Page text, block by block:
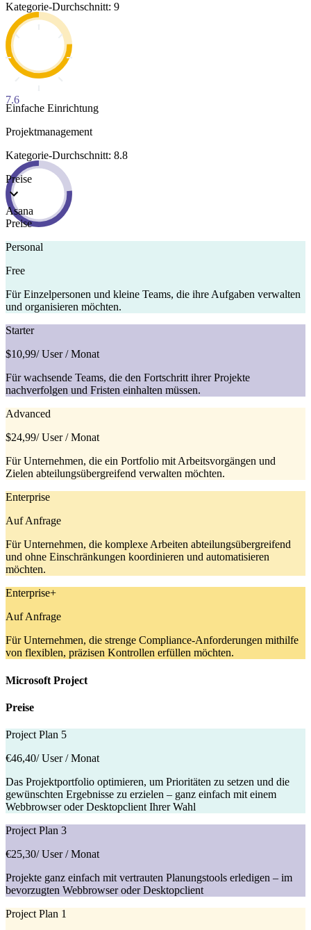
Kategorie-Durchschnitt: 9
7.6
Einfache Einrichtung
Projektmanagement
Kategorie-Durchschnitt: 8.8
Preise
Asana
Preise
Personal
Free
Für Einzelpersonen und kleine Teams, die ihre Aufgaben verwalten
und organisieren möchten.
Starter
$10,99/ User / Monat
Für wachsende Teams, die den Fortschritt ihrer Projekte
nachverfolgen und Fristen einhalten müssen.
Advanced
$24,99/ User / Monat
Für Unternehmen, die ein Portfolio mit Arbeitsvorgängen und
Zielen abteilungsübergreifend verwalten möchten.
Enterprise
Auf Anfrage
Für Unternehmen, die komplexe Arbeiten abteilungsübergreifend
und ohne Einschränkungen koordinieren und automatisieren
möchten.
Enterprise+
Auf Anfrage
Für Unternehmen, die strenge Compliance-Anforderungen mithilfe
von flexiblen, präzisen Kontrollen erfüllen möchten.
Microsoft Project
Preise
Project Plan 5
€46,40/ User / Monat
Das Projektportfolio optimieren, um Prioritäten zu setzen und die
gewünschten Ergebnisse zu erzielen – ganz einfach mit einem
Webbrowser oder Desktopclient Ihrer Wahl
Project Plan 3
€25,30/ User / Monat
Projekte ganz einfach mit vertrauten Planungstools erledigen – im
bevorzugten Webbrowser oder Desktopclient
Project Plan 1